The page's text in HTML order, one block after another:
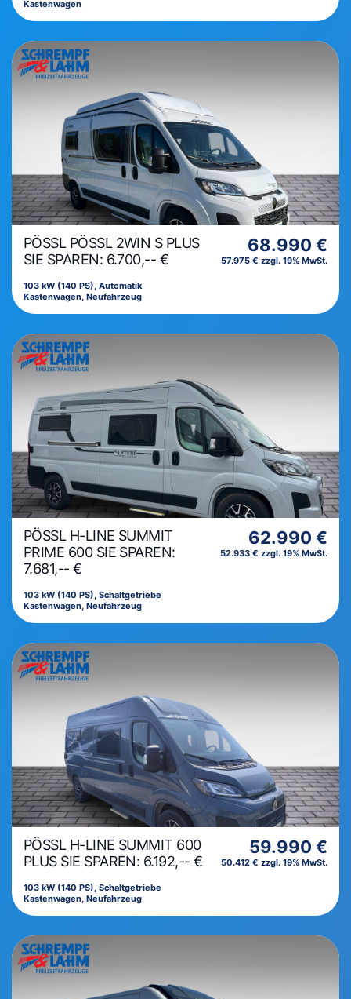
Kastenwagen
PÖSSL PÖSSL 2WIN S PLUS
SIE SPAREN: 6.700,-- €
103 kW (140 PS), Automatik
Kastenwagen, Neufahrzeug
68.990 €
57.975 € zzgl. 19% MwSt.
PÖSSL H-LINE SUMMIT
PRIME 600 SIE SPAREN:
7.681,-- €
103 kW (140 PS), Schaltgetriebe
Kastenwagen, Neufahrzeug
62.990 €
52.933 € zzgl. 19% MwSt.
PÖSSL H-LINE SUMMIT 600
PLUS SIE SPAREN: 6.192,-- €
103 kW (140 PS), Schaltgetriebe
Kastenwagen, Neufahrzeug
59.990 €
50.412 € zzgl. 19% MwSt.